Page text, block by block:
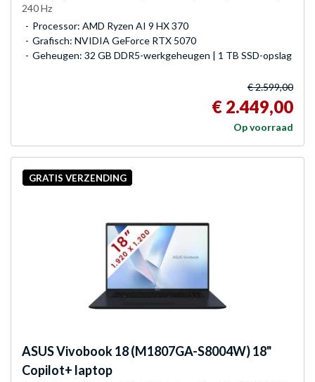
240 Hz
Processor: AMD Ryzen AI 9 HX 370
Grafisch: NVIDIA GeForce RTX 5070
Geheugen: 32 GB DDR5-werkgeheugen | 1 TB SSD-opslag
€ 2.599,00
€ 2.449,00
Op voorraad
GRATIS VERZENDING
ASUSVivobook 18 (M1807GA-S8004W) 18"
Copilot+ laptop